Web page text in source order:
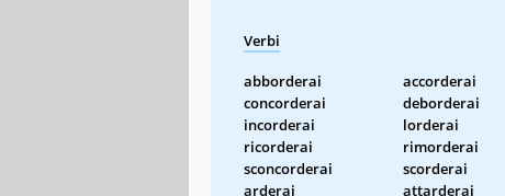
Verbi
abborderai accorderai
concorderai
deborderai
incorderai
lorderai
ricorderai
rimorderai
sconcorderai
scorderai
arderai
attarderai